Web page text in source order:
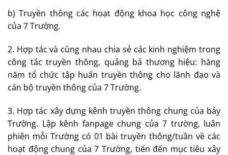
b) Truyền thông các hoạt động khoa học công nghệ
của 7 Trường.
2. Hợp tác và cùng nhau chia sẻ các kinh nghiệm trong
công tác truyền thông, quảng bá thương hiệu: hàng
năm tổ chức tập huấn truyền thông cho lãnh đạo và
cán bộ truyền thông của 7 Trường.
3. Hợp tác xây dựng kênh truyền thông chung của bảy
Trường. Lập kênh fanpage chung của 7 trường, luân
phiên mỗi Trường có 01 bài truyền thông/tuần về các
hoạt động chung của 7 Trường, tiến đến mục tiêu xây